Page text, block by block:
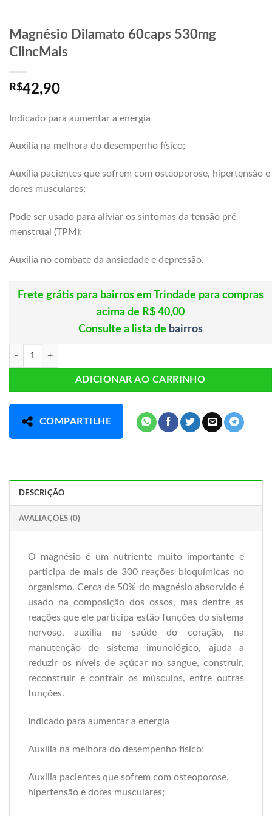
Magnésio Dilamato 60caps 530mg
ClincMais
R$42,90
Indicado para aumentar a energia
Auxilia na melhora do desempenho físico;
Auxilia pacientes que sofrem com osteoporose, hipertensão e
dores musculares;
Pode ser usado para aliviar os sintomas da tensão pré-
menstrual (TPM);
Auxilia no combate da ansiedade e depressão.
Frete grátis para bairros em Trindade para compras
acima de R$ 40,00
Consulte a lista de bairros
Magnésio Dilamato 60caps 530mg ClincMais quantidade
ADICIONAR AO CARRINHO
COMPARTILHE
DESCRIÇÃO
AVALIAÇÕES (0)
O magnésio é um nutriente muito importante e
participa de mais de 300 reações bioquímicas no
organismo. Cerca de 50% do magnésio absorvido é
usado na composição dos ossos, mas dentre as
reações que ele participa estão funções do sistema
nervoso, auxilia na saúde do coração, na
manutenção do sistema imunológico, ajuda a
reduzir os níveis de açúcar no sangue, construir,
reconstruir e contrair os músculos, entre outras
funções.
Indicado para aumentar a energia
Auxilia na melhora do desempenho físico;
Auxilia pacientes que sofrem com osteoporose,
hipertensão e dores musculares;